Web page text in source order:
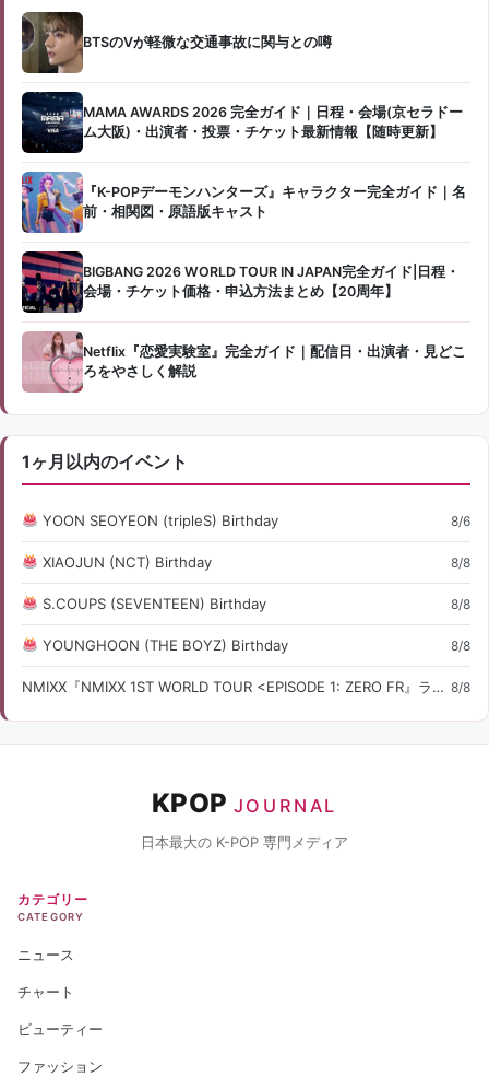
BTSのVが軽微な交通事故に関与との噂
MAMA AWARDS 2026 完全ガイド｜日程・会場(京セラドー
ム大阪)・出演者・投票・チケット最新情報【随時更新】
『K-POPデーモンハンターズ』キャラクター完全ガイド｜名
前・相関図・原語版キャスト
BIGBANG 2026 WORLD TOUR IN JAPAN完全ガイド|日程・
会場・チケット価格・申込方法まとめ【20周年】
Netflix『恋愛実験室』完全ガイド｜配信日・出演者・見どこ
ろをやさしく解説
1ヶ月以内のイベント
YOON SEOYEON (tripleS) Birthday 8/6
XIAOJUN (NCT) Birthday 8/8
S.COUPS (SEVENTEEN) Birthday 8/8
YOUNGHOON (THE BOYZ) Birthday 8/8
NMIXX『NMIXX 1ST WORLD TOUR <EPISODE 1: ZERO FR』ライブ・コンサート情報 8/8
KPOP JOURNAL
日本最大の K-POP 専門メディア
カテゴリー
CATEGORY
ニュース
チャート
ビューティー
ファッション